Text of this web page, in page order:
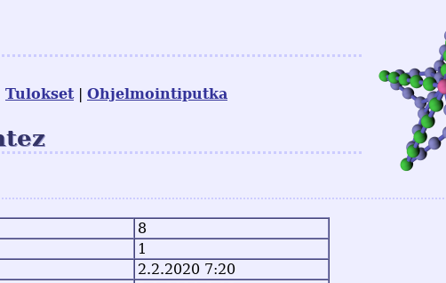
Tulokset Ohjelmointiputka
8
1
2.2.2020 7:20